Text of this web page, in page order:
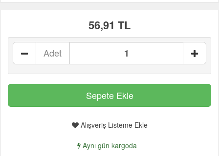
56,91 TL
Adet
Alışveriş Listeme Ekle
Aynı gün kargoda